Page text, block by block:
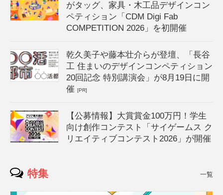
がタッグ、家具・木工品デザインコン
ペティション「CDM Digi Fab
COMPETITION 2026」を初開催
乾久美子や藤本壮介らが登壇、「長谷
工 住まいのデザインコンペティション
20回記念 特別講演会」が8月19日に開
催[PR]
【公募情報】大賞賞金100万円！学生
向け創作コンテスト「サイゲームス ク
リエイティブコンテスト2026」が開催
特集 一覧